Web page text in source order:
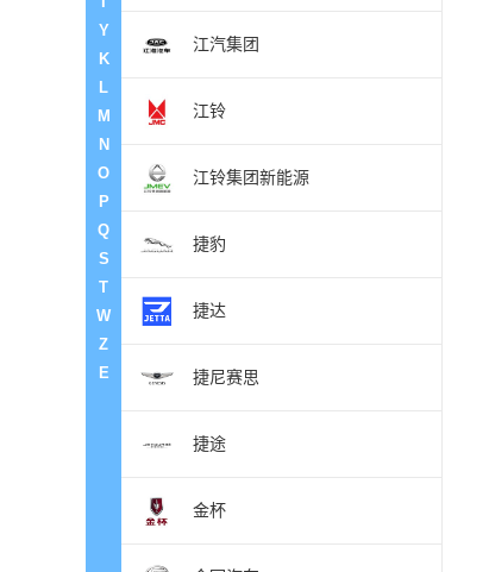
Y
K
L
M
N
O
P
Q
S
T
W
Z
E
江汽集团
江铃
江铃集团新能源
捷豹
捷达
捷尼赛思
捷途
金杯